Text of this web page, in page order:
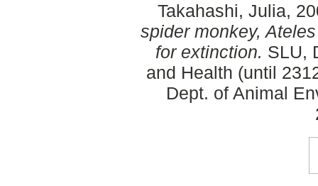
Takahashi, Julia,
spider monkey,
for extinction. SLU,
and Health (until
Dept. of Animal